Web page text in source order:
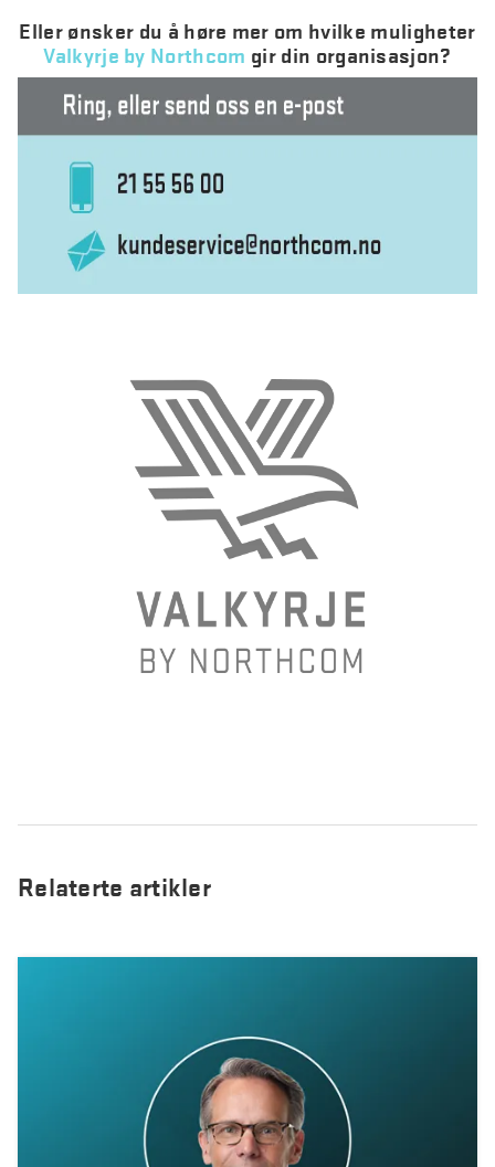
Eller ønsker du å høre mer om hvilke muligheter
Valkyrje by Northcom gir din organisasjon?
Relaterte artikler